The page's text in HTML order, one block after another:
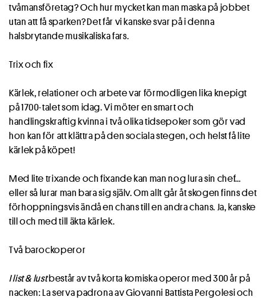
tvåmansföretag? Och hur mycket kan man maska på jobbet
utan att få sparken? Det får vi kanske svar på i denna
halsbrytande musikaliska fars.
Trix och fix
Kärlek, relationer och arbete var förmodligen lika knepigt
på 1700-talet som idag. Vi möter en smart och
handlingskraftig kvinna i två olika tidsepoker som gör vad
hon kan för att klättra på den sociala stegen, och helst få lite
kärlek på köpet!
Med lite trixande och fixande kan man nog lura sin chef…
eller så lurar man bara sig själv. Om allt går åt skogen finns det
förhoppningsvis ändå en chans till en andra chans. Ja, kanske
till och med till äkta kärlek.
Två barockoperor
I list & lustbestår av två korta komiska operor med 300 år på
nacken: La serva padrona av Giovanni Battista Pergolesi och